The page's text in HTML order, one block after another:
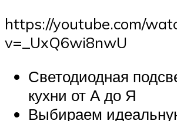
https://youtube.com/
v=_UxQ6wi8nwU
Светодиодная
кухни от А до Я
Выбираем